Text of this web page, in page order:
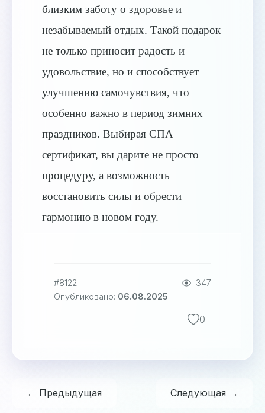
близким заботу о здоровье и
незабываемый отдых. Такой подарок
не только приносит радость и
удовольствие, но и способствует
улучшению самочувствия, что
особенно важно в период зимних
праздников. Выбирая СПА
сертификат, вы дарите не просто
процедуру, а возможность
восстановить силы и обрести
гармонию в новом году.
#8122
347
Опубликовано: 06.08.2025
0
← Предыдущая Следующая →